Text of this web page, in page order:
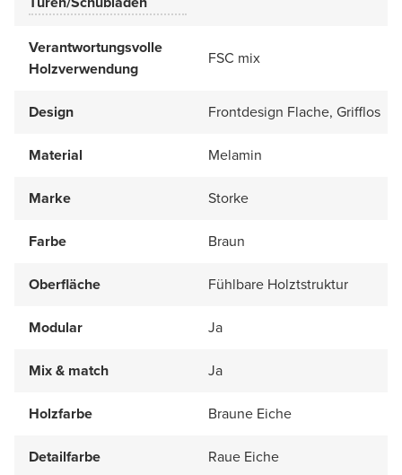
Verantwortungsvolle
Holzverwendung
FSC mix
Design Frontdesign Flache, Grifflos
Material Melamin
Marke Storke
Farbe Braun
Oberfläche Fühlbare Holztstruktur
Modular Ja
Mix & match Ja
Holzfarbe Braune Eiche
Detailfarbe Raue Eiche